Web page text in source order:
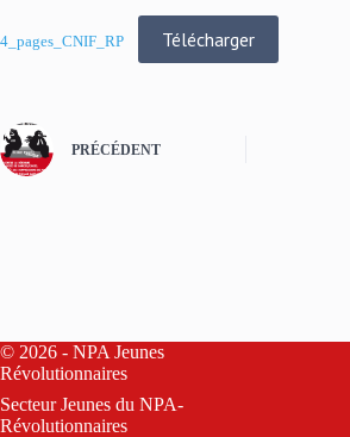
4_pages_CNIF_RP Télécharger
PRÉCÉDENT
© 2026 - NPA Jeunes
Révolutionnaires
Secteur Jeunes du NPA-
Révolutionnaires